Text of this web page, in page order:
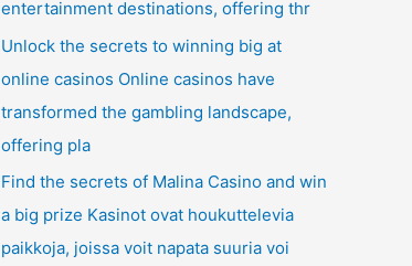
entertainment destinations, offering thr
Unlock the secrets to winning big at
online casinos Online casinos have
transformed the gambling landscape,
offering pla
Find the secrets of Malina Casino and win
a big prize Kasinot ovat houkuttelevia
paikkoja, joissa voit napata suuria voi